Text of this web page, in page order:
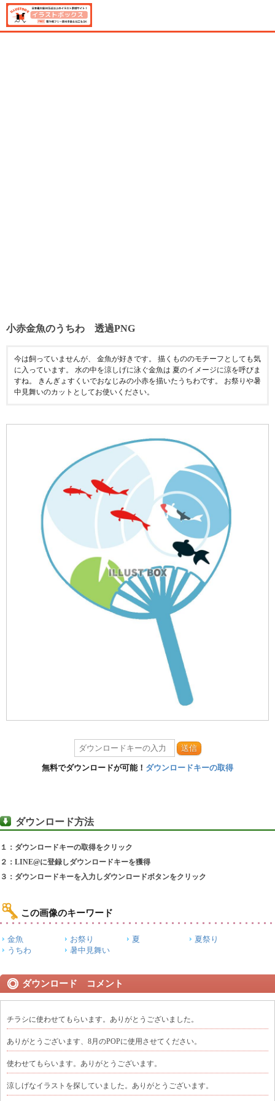
小赤金魚のうちわ 透過PNG
今は飼っていませんが、 金魚が好きです。 描くもののモチーフとしても気
に入っています。 水の中を涼しげに泳ぐ金魚は 夏のイメージに涼を呼びま
すね。 きんぎょすくいでおなじみの小赤を描いたうちわです。 お祭りや暑
中見舞いのカットとしてお使いください。
送信
無料でダウンロードが可能！ ダウンロードキーの取得
ダウンロード方法
１：ダウンロードキーの取得をクリック
２：LINE@に登録しダウンロードキーを獲得
３：ダウンロードキーを入力しダウンロードボタンをクリック
この画像のキーワード
金魚 お祭り 夏
夏祭り
うちわ
暑中見舞い
ダウンロード コメント
チラシに使わせてもらいます。ありがとうございました。
ありがとうございます、8月のPOPに使用させてください。
使わせてもらいます。ありがとうございます。
涼しげなイラストを探していました。ありがとうございます。